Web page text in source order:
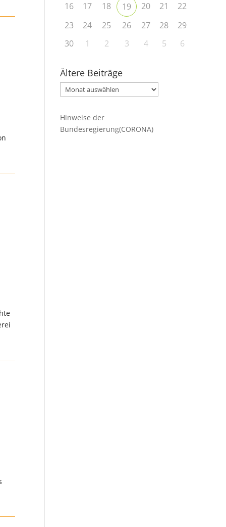
16
17 18 19 20 21
22
23
24 25 26 27 28
29
30
1 2 3 4 5 6
Ältere Beiträge
Ältere
Beiträge
Hinweise der
Bundesregierung(CORONA)